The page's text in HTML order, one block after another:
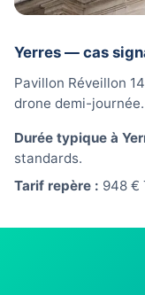
Yerres — cas
Pavillon Réveillon
drone demi-journée.
Durée typique à
standards.
Tarif repère : 948 €